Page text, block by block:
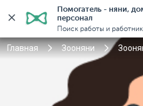
Помогатель - няни,
персонал
Поиск работы и
Главная Зооняни